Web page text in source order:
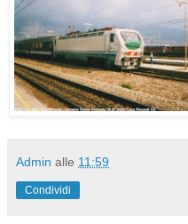
Admin alle 11:59
Condividi